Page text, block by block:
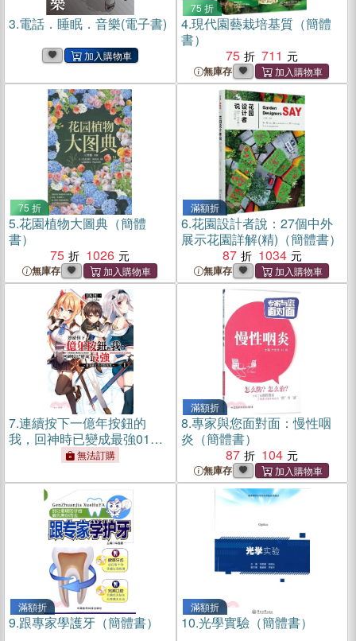
3.電話．睡眠．音樂(電子書)
75 折
4.現代園藝栽培基質（簡體
書）
75
711
無庫存
75 折
5.花園植物大圖典（簡體
書）
75
1026
無庫存
滿額折
6.花園設計者說：27個中外
展示花園詳解(精)（簡體書）
87
1034
無庫存
7.連續按下一億年按鈕的
我，回神時已變成最強01：
落第劍士的學院無雙【首刷
無法訂購
滿額折
8.專家與您面對面：慢性咽
炎（簡體書）
87
104
無庫存
滿額折
9.跟專家學護牙（簡體書）
滿額折
10.光學實驗（簡體書）